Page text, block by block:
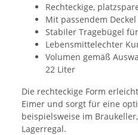
Rechteckige,
Mit passendem Deckel
Stabiler Tragebügel
Lebensmittelechter
Volumen gemäß
22 Liter
Die rechteckige Form
Eimer und sorgt für eine
beispielsweise im
Lagerregal.